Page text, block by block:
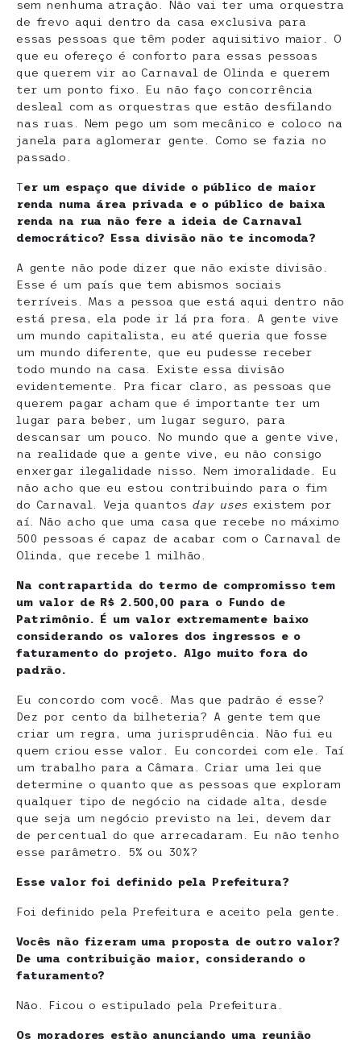
sem nenhuma atração. Não vai ter uma orquestra
de frevo aqui dentro da casa exclusiva para
essas pessoas que têm poder aquisitivo maior. O
que eu ofereço é conforto para essas pessoas
que querem vir ao Carnaval de Olinda e querem
ter um ponto fixo. Eu não faço concorrência
desleal com as orquestras que estão desfilando
nas ruas. Nem pego um som mecânico e coloco na
janela para aglomerar gente. Como se fazia no
passado.
Ter um espaço que divide o público de maior
renda numa área privada e o público de baixa
renda na rua não fere a ideia de Carnaval
democrático? Essa divisão não te incomoda?
A gente não pode dizer que não existe divisão.
Esse é um país que tem abismos sociais
terríveis. Mas a pessoa que está aqui dentro não
está presa, ela pode ir lá pra fora. A gente vive
um mundo capitalista, eu até queria que fosse
um mundo diferente, que eu pudesse receber
todo mundo na casa. Existe essa divisão
evidentemente. Pra ficar claro, as pessoas que
querem pagar acham que é importante ter um
lugar para beber, um lugar seguro, para
descansar um pouco. No mundo que a gente vive,
na realidade que a gente vive, eu não consigo
enxergar ilegalidade nisso. Nem imoralidade. Eu
não acho que eu estou contribuindo para o fim
do Carnaval. Veja quantos day uses existem por
aí. Não acho que uma casa que recebe no máximo
500 pessoas é capaz de acabar com o Carnaval de
Olinda, que recebe 1 milhão.
Na contrapartida do termo de compromisso tem
um valor de R$ 2.500,00 para o Fundo de
Patrimônio. É um valor extremamente baixo
considerando os valores dos ingressos e o
faturamento do projeto. Algo muito fora do
padrão.
Eu concordo com você. Mas que padrão é esse?
Dez por cento da bilheteria? A gente tem que
criar um regra, uma jurisprudência. Não fui eu
quem criou esse valor. Eu concordei com ele. Taí
um trabalho para a Câmara. Criar uma lei que
determine o quanto que as pessoas que exploram
qualquer tipo de negócio na cidade alta, desde
que seja um negócio previsto na lei, devem dar
de percentual do que arrecadaram. Eu não tenho
esse parâmetro. 5% ou 30%?
Esse valor foi definido pela Prefeitura?
Foi definido pela Prefeitura e aceito pela gente.
Vocês não fizeram uma proposta de outro valor?
De uma contribuição maior, considerando o
faturamento?
Não. Ficou o estipulado pela Prefeitura.
Os moradores estão anunciando uma reunião